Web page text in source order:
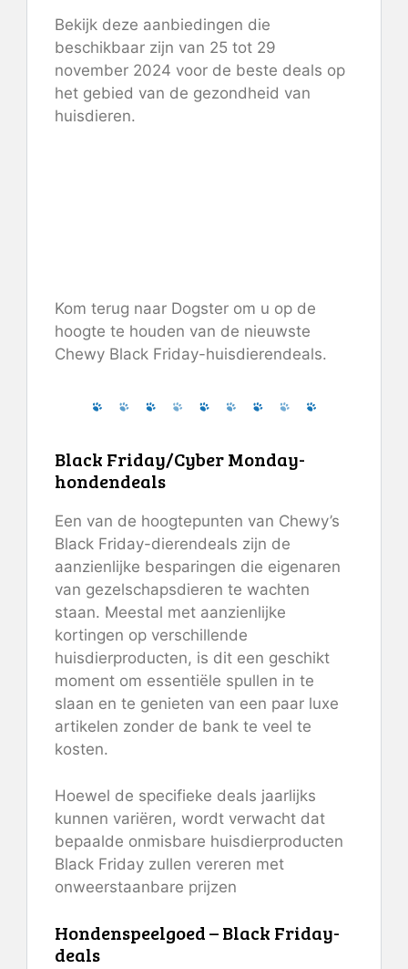
Bekijk deze aanbiedingen die
beschikbaar zijn van 25 tot 29
november 2024 voor de beste deals op
het gebied van de gezondheid van
huisdieren.
Kom terug naar Dogster om u op de
hoogte te houden van de nieuwste
Chewy Black Friday-huisdierendeals.
Black Friday/Cyber ​​Monday-
hondendeals
Een van de hoogtepunten van Chewy’s
Black Friday-dierendeals zijn de
aanzienlijke besparingen die eigenaren
van gezelschapsdieren te wachten
staan. Meestal met aanzienlijke
kortingen op verschillende
huisdierproducten, is dit een geschikt
moment om essentiële spullen in te
slaan en te genieten van een paar luxe
artikelen zonder de bank te veel te
kosten.
Hoewel de specifieke deals jaarlijks
kunnen variëren, wordt verwacht dat
bepaalde onmisbare huisdierproducten
Black Friday zullen vereren met
onweerstaanbare prijzen
Hondenspeelgoed – Black Friday-
deals